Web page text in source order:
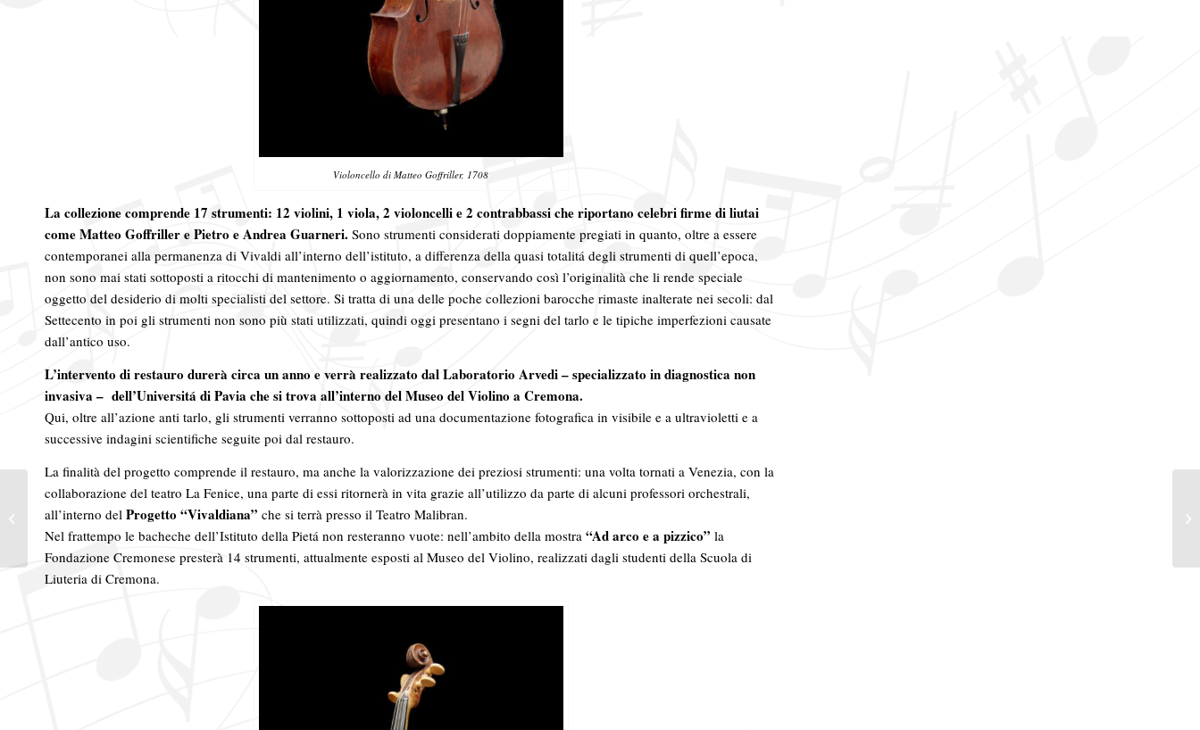
Violoncello di Matteo Goffriller, 1708
La collezione comprende 17 strumenti: 12 violini, 1 viola, 2 violoncelli e 2 contrabbassi che riportano celebri firme di liutai
come Matteo Goffriller e Pietro e Andrea Guarneri. Sono strumenti considerati doppiamente pregiati in quanto, oltre a essere
contemporanei alla permanenza di Vivaldi all’interno dell’istituto, a differenza della quasi totalitá degli strumenti di quell’epoca,
non sono mai stati sottoposti a ritocchi di mantenimento o aggiornamento, conservando così l’originalità che li rende speciale
oggetto del desiderio di molti specialisti del settore. Si tratta di una delle poche collezioni barocche rimaste inalterate nei secoli: dal
Settecento in poi gli strumenti non sono più stati utilizzati, quindi oggi presentano i segni del tarlo e le tipiche imperfezioni causate
dall’antico uso.
L’intervento di restauro durerà circa un anno e verrà realizzato dal Laboratorio Arvedi – specializzato in diagnostica non
invasiva – dell’Universitá di Pavia che si trova all’interno del Museo del Violino a Cremona.
Qui, oltre all’azione anti tarlo, gli strumenti verranno sottoposti ad una documentazione fotografica in visibile e a ultravioletti e a
successive indagini scientifiche seguite poi dal restauro.
La finalità del progetto comprende il restauro, ma anche la valorizzazione dei preziosi strumenti: una volta tornati a Venezia, con la
collaborazione del teatro La Fenice, una parte di essi ritornerà in vita grazie all’utilizzo da parte di alcuni professori orchestrali,
all’interno del Progetto “Vivaldiana” che si terrà presso il Teatro Malibran.
Nel frattempo le bacheche dell’Istituto della Pietá non resteranno vuote: nell’ambito della mostra “Ad arco e a pizzico” la
Fondazione Cremonese presterà 14 strumenti, attualmente esposti al Museo del Violino, realizzati dagli studenti della Scuola di
Liuteria di Cremona.
Il Quartetto di Cremona
apre la stagione 2019-
2020 di Musica con le